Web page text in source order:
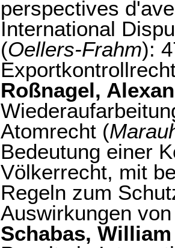
perspectives
International
(Oellers-Frahm):
Roßnagel,
Atomrecht (
Bedeutung einer
Völkerrecht, mit
Regeln zum
Auswirkungen
Schabas,